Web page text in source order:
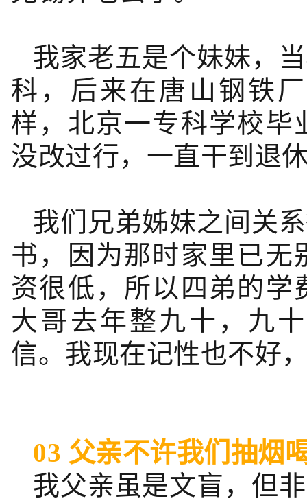
我家老五是个妹妹，
科，后来在唐山钢铁
样，北京一专科学校毕
没改过行，一直干到退
我们兄弟姊妹之间关
书，因为那时家里已无
资很低，所以四弟的学
大哥去年整九十，九
信。我现在记性也不好
03 父亲不许我们抽烟
我父亲虽是文盲，但